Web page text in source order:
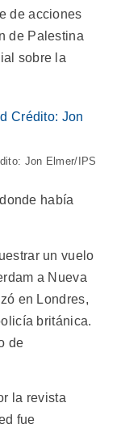
de acciones
de Palestina
sobre la
Jon Elmer/IPS
había
un vuelo
a Nueva
en Londres,
británica.
de
la revista
fue